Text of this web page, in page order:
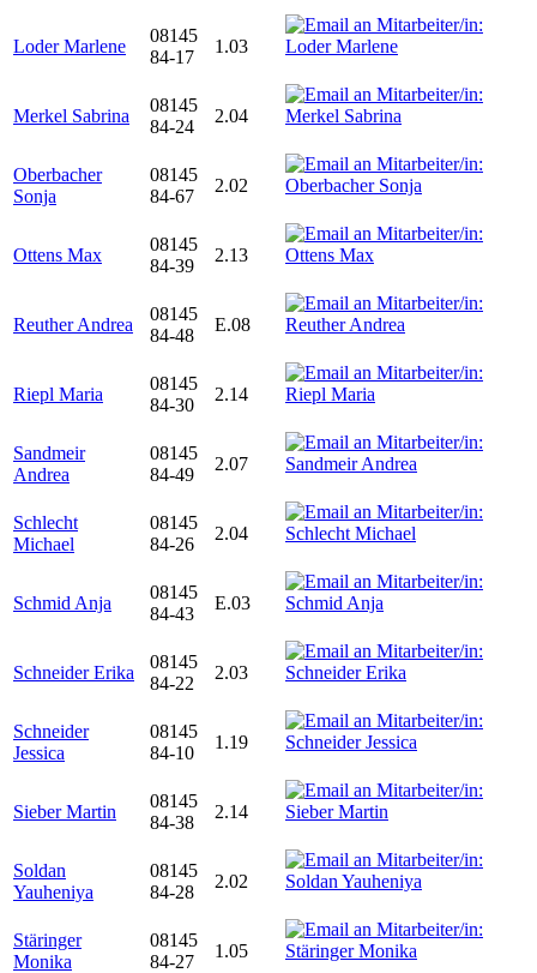
Loder Marlene
08145
84-17
1.03
Merkel Sabrina
08145
84-24
2.04
Oberbacher
Sonja
08145
84-67
2.02
Ottens Max
08145
84-39
2.13
Reuther Andrea
08145
84-48
E.08
Riepl Maria
08145
84-30
2.14
Sandmeir
Andrea
08145
84-49
2.07
Schlecht
Michael
08145
84-26
2.04
Schmid Anja
08145
84-43
E.03
Schneider Erika
08145
84-22
2.03
Schneider
Jessica
08145
84-10
1.19
Sieber Martin
08145
84-38
2.14
Soldan
Yauheniya
08145
84-28
2.02
Stäringer
Monika
08145
84-27
1.05